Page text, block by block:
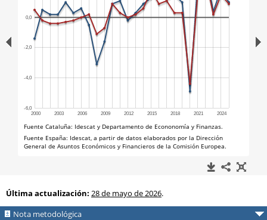
Última actualización: 28 de mayo de 2026.
Nota metodológica